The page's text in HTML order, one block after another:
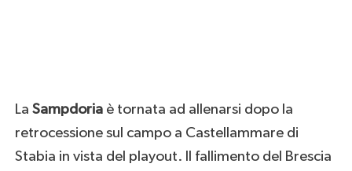
La Sampdoriaè tornata ad allenarsi dopo la
retrocessione sul campo a Castellammare di
Stabia in vista del playout. Il fallimento del Brescia